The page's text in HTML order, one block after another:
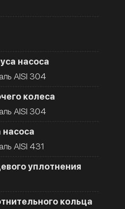
насоса
AISI 304
колеса
AISI 304
AISI 431
уплотнения
кольца